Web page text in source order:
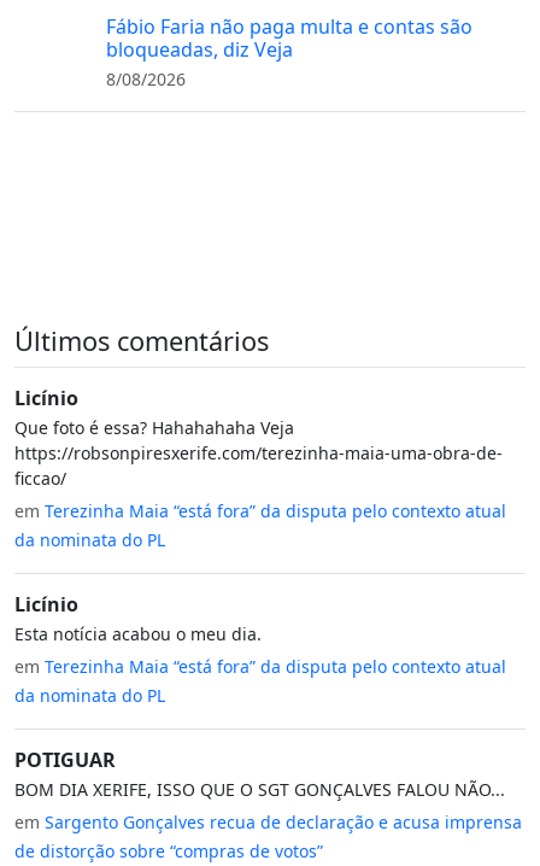
Fábio Faria não paga multa e contas são
bloqueadas, diz Veja
8/08/2026
Últimos comentários
Licínio
Que foto é essa? Hahahahaha Veja
https://robsonpiresxerife.com/terezinha-maia-uma-obra-de-
ficcao/
em Terezinha Maia “está fora” da disputa pelo contexto atual
da nominata do PL
Licínio
Esta notícia acabou o meu dia.
em Terezinha Maia “está fora” da disputa pelo contexto atual
da nominata do PL
POTIGUAR
BOM DIA XERIFE, ISSO QUE O SGT GONÇALVES FALOU NÃO...
em Sargento Gonçalves recua de declaração e acusa imprensa
de distorção sobre “compras de votos”